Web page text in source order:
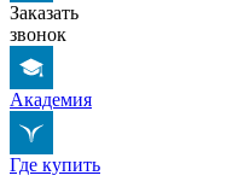
Заказать
звонок
Академия
Где купить